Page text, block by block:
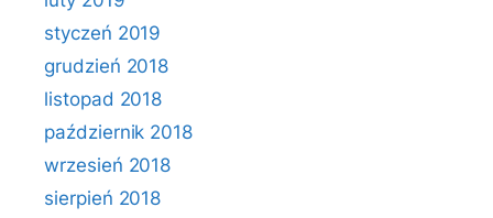
styczeń 2019
grudzień 2018
listopad 2018
październik 2018
wrzesień 2018
sierpień 2018